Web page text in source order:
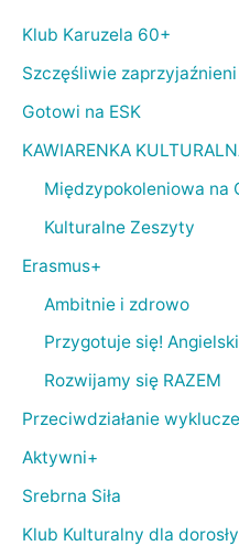
Klub Karuzela 60+
Szczęśliwie zaprzyjaźnieni
Gotowi na ESK
KAWIARENKA
Międzypokoleniowa na
Kulturalne Zeszyty
Erasmus+
Ambitnie i zdrowo
Przygotuje się!
Rozwijamy się RAZEM
Przeciwdziałanie
Aktywni+
Srebrna Siła
Klub Kulturalny dla